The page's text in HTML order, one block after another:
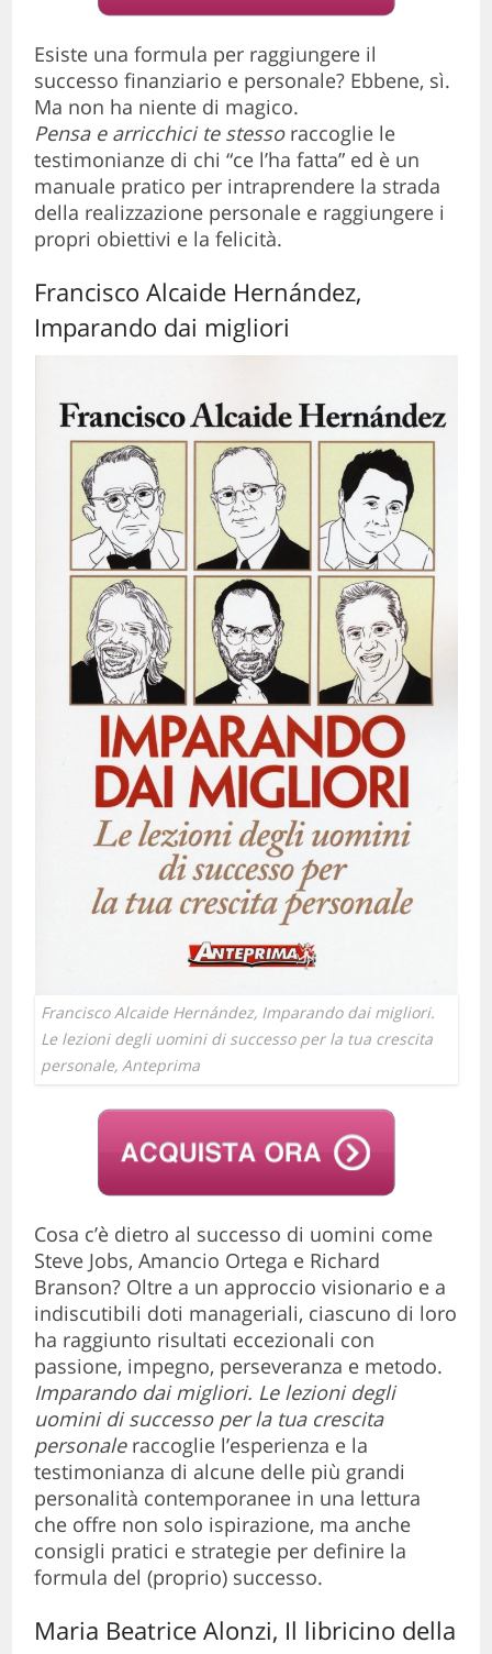
Esiste una formula per raggiungere il
successo finanziario e personale? Ebbene, sì.
Ma non ha niente di magico.
Pensa e arricchici te stesso raccoglie le
testimonianze di chi “ce l’ha fatta” ed è un
manuale pratico per intraprendere la strada
della realizzazione personale e raggiungere i
propri obiettivi e la felicità.
Francisco Alcaide Hernández,
Imparando dai migliori
Francisco Alcaide Hernández, Imparando dai migliori.
Le lezioni degli uomini di successo per la tua crescita
personale, Anteprima
Cosa c’è dietro al successo di uomini come
Steve Jobs, Amancio Ortega e Richard
Branson? Oltre a un approccio visionario e a
indiscutibili doti manageriali, ciascuno di loro
ha raggiunto risultati eccezionali con
passione, impegno, perseveranza e metodo.
Imparando dai migliori. Le lezioni degli
uomini di successo per la tua crescita
personale raccoglie l’esperienza e la
testimonianza di alcune delle più grandi
personalità contemporanee in una lettura
che offre non solo ispirazione, ma anche
consigli pratici e strategie per definire la
formula del (proprio) successo.
Maria Beatrice Alonzi, Il libricino della